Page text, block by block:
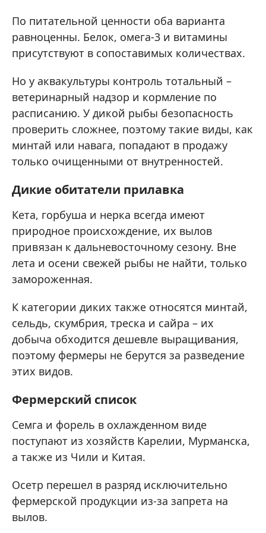
По питательной ценности оба варианта
равноценны. Белок, омега-3 и витамины
присутствуют в сопоставимых количествах.
Но у аквакультуры контроль тотальный –
ветеринарный надзор и кормление по
расписанию. У дикой рыбы безопасность
проверить сложнее, поэтому такие виды, как
минтай или навага, попадают в продажу
только очищенными от внутренностей.
Дикие обитатели прилавка
Кета, горбуша и нерка всегда имеют
природное происхождение, их вылов
привязан к дальневосточному сезону. Вне
лета и осени свежей рыбы не найти, только
замороженная.
К категории диких также относятся минтай,
сельдь, скумбрия, треска и сайра – их
добыча обходится дешевле выращивания,
поэтому фермеры не берутся за разведение
этих видов.
Фермерский список
Семга и форель в охлажденном виде
поступают из хозяйств Карелии, Мурманска,
а также из Чили и Китая.
Осетр перешел в разряд исключительно
фермерской продукции из-за запрета на
вылов.